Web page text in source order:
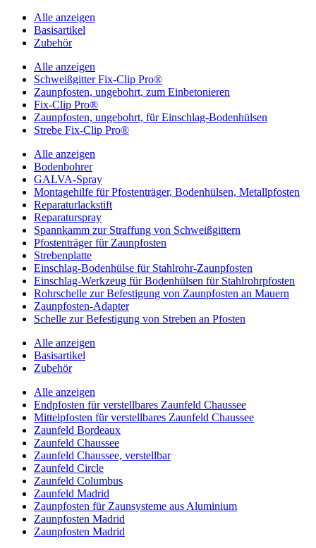
Alle anzeigen
Basisartikel
Zubehör
Alle anzeigen
Schweißgitter Fix-Clip Pro®
Zaunpfosten, ungebohrt, zum Einbetonieren
Fix-Clip Pro®
Zaunpfosten, ungebohrt, für Einschlag-Bodenhülsen
Strebe Fix-Clip Pro®
Alle anzeigen
Bodenbohrer
GALVA-Spray
Montagehilfe für Pfostenträger, Bodenhülsen, Metallpfosten
Reparaturlackstift
Reparaturspray
Spannkamm zur Straffung von Schweißgittern
Pfostenträger für Zaunpfosten
Strebenplatte
Einschlag-Bodenhülse für Stahlrohr-Zaunpfosten
Einschlag-Werkzeug für Bodenhülsen für Stahlrohrpfosten
Rohrschelle zur Befestigung von Zaunpfosten an Mauern
Zaunpfosten-Adapter
Schelle zur Befestigung von Streben an Pfosten
Alle anzeigen
Basisartikel
Zubehör
Alle anzeigen
Endpfosten für verstellbares Zaunfeld Chaussee
Mittelpfosten für verstellbares Zaunfeld Chaussee
Zaunfeld Bordeaux
Zaunfeld Chaussee
Zaunfeld Chaussee, verstellbar
Zaunfeld Circle
Zaunfeld Columbus
Zaunfeld Madrid
Zaunpfosten für Zaunsysteme aus Aluminium
Zaunpfosten Madrid
Zaunpfosten Madrid